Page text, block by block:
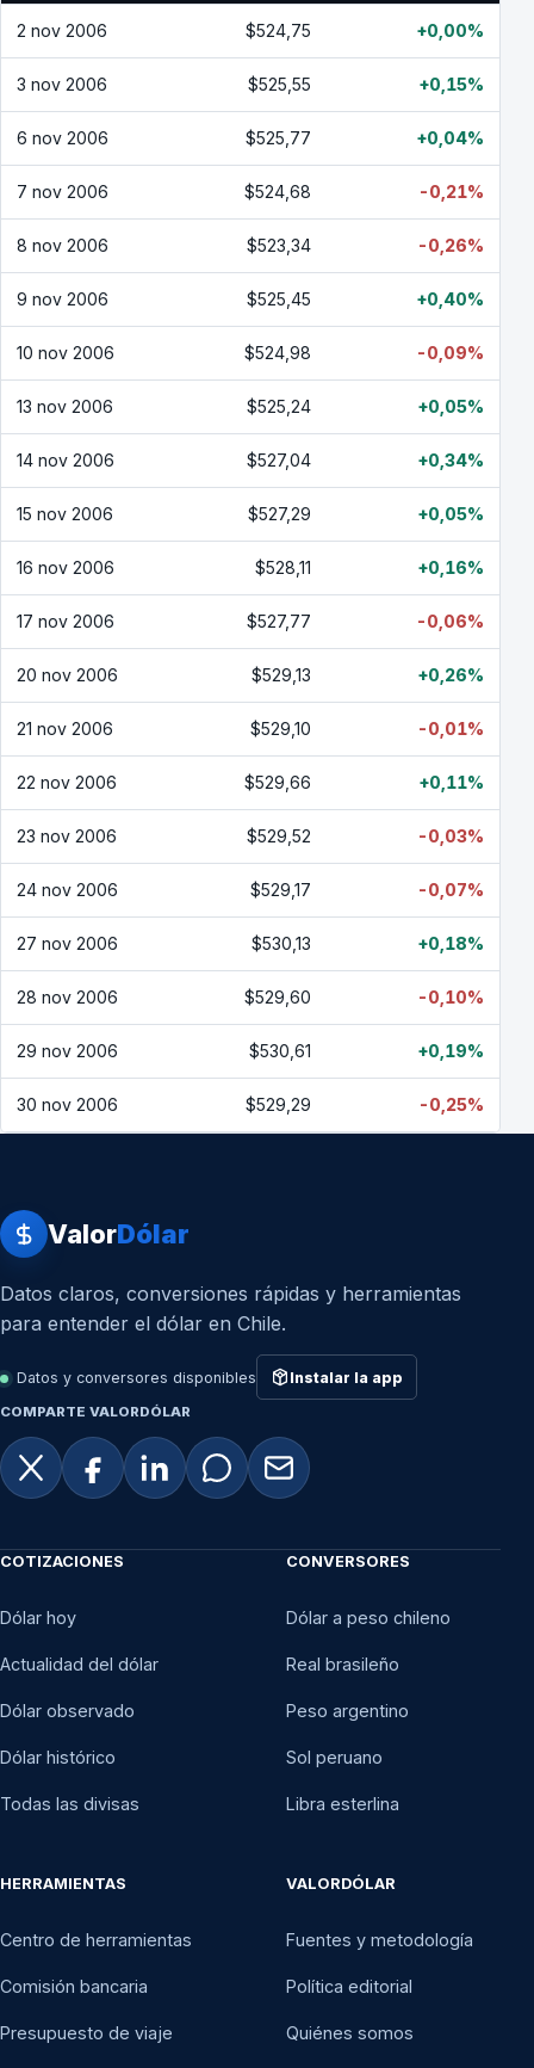
2 nov 2006 $524,75 +0,00%
3 nov 2006 $525,55 +0,15%
6 nov 2006 $525,77 +0,04%
7 nov 2006 $524,68 -0,21%
8 nov 2006 $523,34 -0,26%
9 nov 2006 $525,45 +0,40%
10 nov 2006 $524,98 -0,09%
13 nov 2006 $525,24 +0,05%
14 nov 2006 $527,04 +0,34%
15 nov 2006 $527,29 +0,05%
16 nov 2006 $528,11 +0,16%
17 nov 2006 $527,77 -0,06%
20 nov 2006 $529,13 +0,26%
21 nov 2006 $529,10 -0,01%
22 nov 2006 $529,66 +0,11%
23 nov 2006 $529,52 -0,03%
24 nov 2006 $529,17 -0,07%
27 nov 2006 $530,13 +0,18%
28 nov 2006 $529,60 -0,10%
29 nov 2006 $530,61 +0,19%
30 nov 2006 $529,29 -0,25%
ValorDólar
Datos claros, conversiones rápidas y herramientas
para entender el dólar en Chile.
Datos y conversores disponibles Instalar la app
COMPARTE VALORDÓLAR
COTIZACIONES
Dólar hoy
Actualidad del dólar
Dólar observado
Dólar histórico
Todas las divisas
CONVERSORES
Dólar a peso chileno
Real brasileño
Peso argentino
Sol peruano
Libra esterlina
HERRAMIENTAS
Centro de herramientas
Comisión bancaria
Presupuesto de viaje
VALORDÓLAR
Fuentes y metodología
Política editorial
Quiénes somos